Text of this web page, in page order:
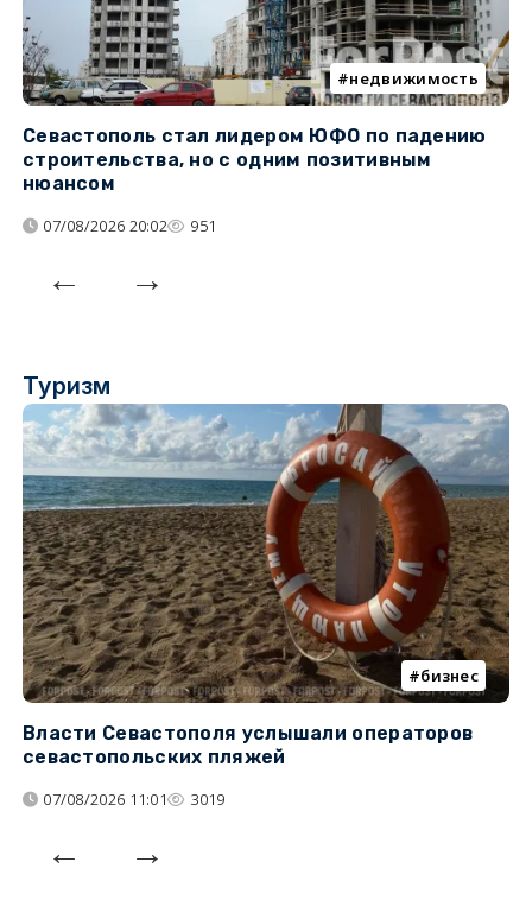
недвижимость
Севастополь стал лидером ЮФО по падению
строительства, но с одним позитивным
нюансом
07/08/2026 20:02 951
Туризм
бизнес
Власти Севастополя услышали операторов
севастопольских пляжей
07/08/2026 11:01 3019